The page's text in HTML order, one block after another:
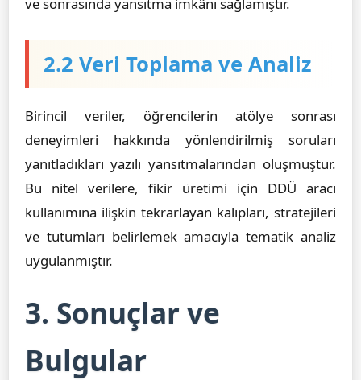
2.2 Veri Toplama ve Analiz
Birincil veriler, öğrencilerin atölye sonrası
deneyimleri hakkında yönlendirilmiş soruları
yanıtladıkları yazılı yansıtmalarından oluşmuştur.
Bu nitel verilere, fikir üretimi için DDÜ aracı
kullanımına ilişkin tekrarlayan kalıpları, stratejileri
ve tutumları belirlemek amacıyla tematik analiz
uygulanmıştır.
3. Sonuçlar ve
Bulgular